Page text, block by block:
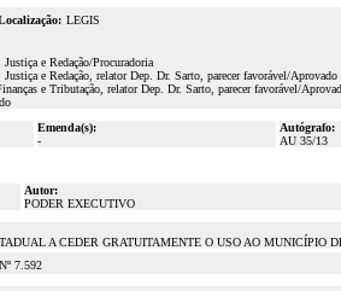
LEGIS
e Redação/Procuradoria
e Redação, relator Dep. Dr. Sarto, parecer favorável/Aprovado
e Tributação, relator Dep. Dr. Sarto, parecer favorável/
Emenda(s):
-
Autógrafo:
AU 35/13
Autor:
PODER EXECUTIVO
A CEDER GRATUITAMENTE O USO AO
7.592